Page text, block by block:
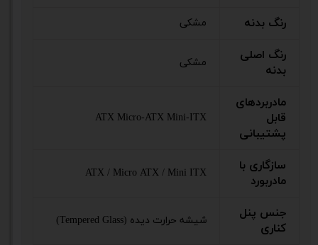
رنگ بدنه مشکی
رنگ اصلی
بدنه
مشکی
مادربردهای
قابل
پشتیبانی
ATX Micro-ATX Mini-ITX
سازگاری با
مادربورد
ATX / Micro ATX / Mini ITX
جنس پنل
کناری
شیشه حرارت دیده (Tempered Glass)